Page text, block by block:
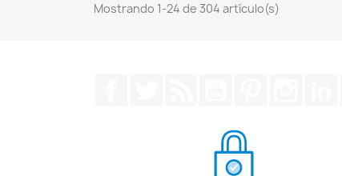
Mostrando 1-24 de 304 artículo(s)